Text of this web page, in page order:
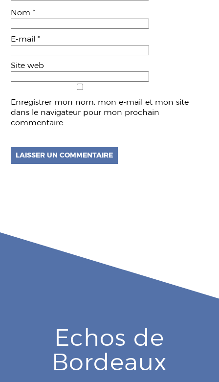
Nom*
E-mail*
Site web
Enregistrer mon nom, mon e-mail et mon site
dans le navigateur pour mon prochain
commentaire.
Echos de
Bordeaux